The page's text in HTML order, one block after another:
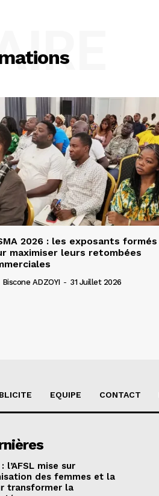
2026 : les exposants formés
maximiser leurs retombées
Biscone ADZOYI - 31 Juillet 2026
EQUIPE CONTACT
l’AFSL mise sur
des femmes et la
transformer la